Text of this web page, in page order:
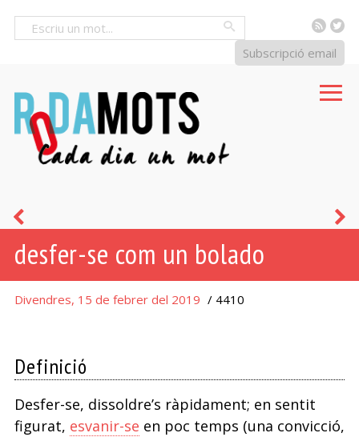
RSS
Subscripció email
desfer-se com un bolado
Divendres, 15 de febrer del 2019 / 4410
Definició
Desfer-se, dissoldre’s ràpidament; en sentit
figurat, esvanir-se en poc temps (una convicció,
dormir
com
un